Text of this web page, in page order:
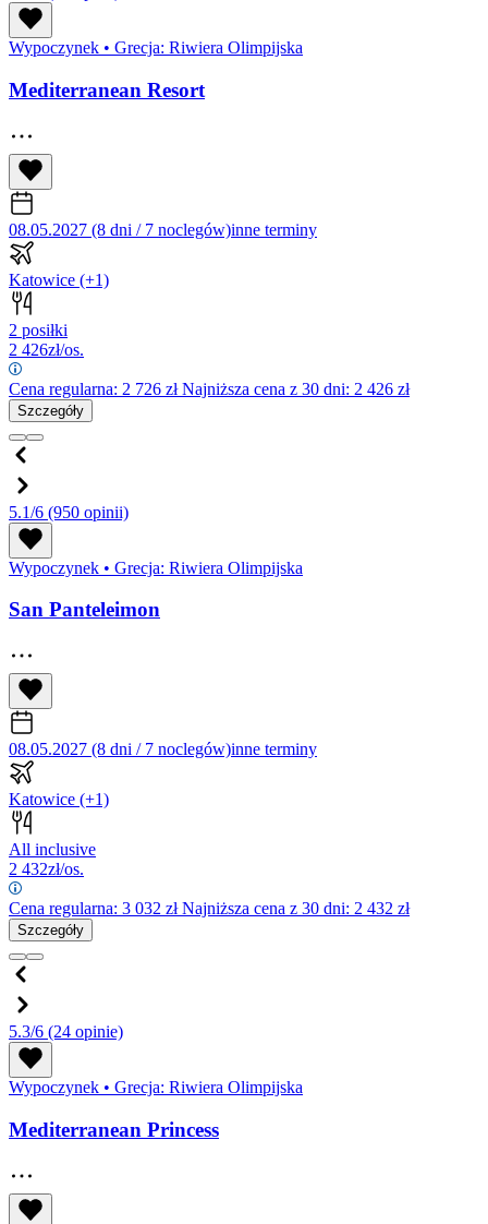
Wypoczynek • Grecja: Riwiera Olimpijska
Mediterranean Resort
08.05.2027 (8 dni / 7 noclegów)inne terminy
Katowice (+1)
2 posiłki
2 426zł/os.
Cena regularna: 2 726 złNajniższa cena z 30 dni: 2 426 zł
Szczegóły
5.1/6 (950 opinii)
Wypoczynek • Grecja: Riwiera Olimpijska
San Panteleimon
08.05.2027 (8 dni / 7 noclegów)inne terminy
Katowice (+1)
All inclusive
2 432zł/os.
Cena regularna: 3 032 złNajniższa cena z 30 dni: 2 432 zł
Szczegóły
5.3/6 (24 opinie)
Wypoczynek • Grecja: Riwiera Olimpijska
Mediterranean Princess